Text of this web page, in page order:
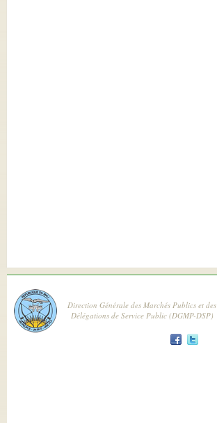
Direction Générale des Marchés Publics et des
Délégations de Service Public (DGMP-DSP)